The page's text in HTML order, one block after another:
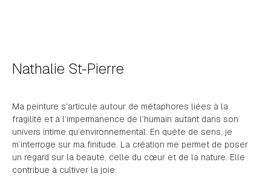
Nathalie St-Pierre
Ma peinture s’articule autour de métaphores liées à la
fragilité et à l’impermanence de l’humain autant dans son
univers intime qu’environnemental. En quête de sens, je
m’interroge sur ma finitude. La création me permet de poser
un regard sur la beauté, celle du cœur et de la nature. Elle
contribue à cultiver la joie.